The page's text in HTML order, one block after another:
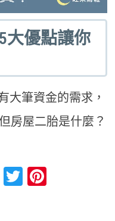
大優點讓你
大筆資金的需求，
房屋二胎是什麼？
Facebook
Twitter